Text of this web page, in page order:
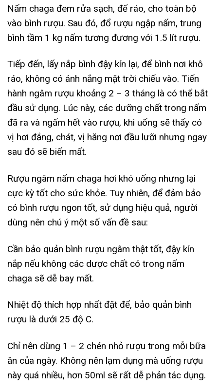
Nấm chaga đem rửa sạch, để ráo, cho toàn bộ
vào bình rượu. Sau đó, đổ rượu ngập nấm, trung
bình tầm 1 kg nấm tương đương với 1.5 lít rượu.
Tiếp đến, lấy nắp bình đậy kín lại, để bình nơi khô
ráo, không có ánh nắng mặt trời chiếu vào. Tiến
hành ngâm rượu khoảng 2 – 3 tháng là có thể bắt
đầu sử dụng. Lúc này, các dưỡng chất trong nấm
đã ra và ngấm hết vào rượu, khi uống sẽ thấy có
vị hơi đắng, chát, vị hăng nơi đầu lưỡi nhưng ngay
sau đó sẽ biến mất.
Rượu ngâm nấm chaga hơi khó uống nhưng lại
cực kỳ tốt cho sức khỏe. Tuy nhiên, để đảm bảo
có bình rượu ngon tốt, sử dụng hiệu quả, người
dùng nên chú ý một số vấn đề sau:
Cần bảo quản bình rượu ngâm thật tốt, đậy kín
nắp nếu không các dược chất có trong nấm
chaga sẽ dễ bay mất.
Nhiệt độ thích hợp nhất đặt để, bảo quản bình
rượu là dưới 25 độ C.
Chỉ nên dùng 1 – 2 chén nhỏ rượu trong mỗi bữa
ăn của ngày. Không nên lạm dụng mà uống rượu
này quá nhiều, hơn 50ml sẽ rất dễ phản tác dụng.